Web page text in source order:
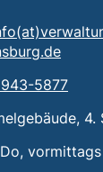
Adresse:
5877
4.
vormittags